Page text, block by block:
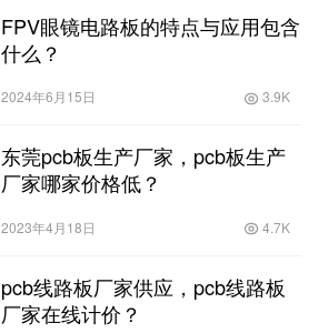
FPV眼镜电路板的特点与应用包含
什么？
2024年6月15日 3.9K
东莞pcb板生产厂家，pcb板生产
厂家哪家价格低？
2023年4月18日 4.7K
pcb线路板厂家供应，pcb线路板
厂家在线计价？